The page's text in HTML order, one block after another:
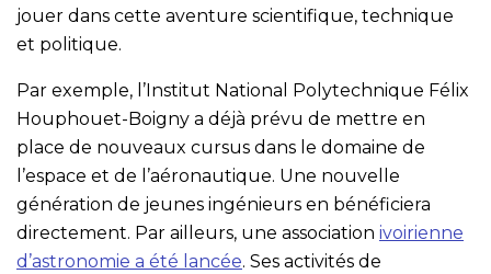
jouer dans cette aventure scientifique, technique
et politique.
Par exemple, l’Institut National Polytechnique Félix
Houphouet-Boigny a déjà prévu de mettre en
place de nouveaux cursus dans le domaine de
l’espace et de l’aéronautique. Une nouvelle
génération de jeunes ingénieurs en bénéficiera
directement. Par ailleurs, une association ivoirienne
d’astronomie a été lancée. Ses activités de